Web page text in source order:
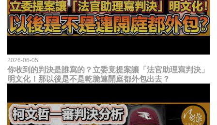
2026-06-05
你收到的判決是誰寫的？立委竟提案讓「法官助理寫判決」
明文化！那以後是不是乾脆連開庭都外包出去？